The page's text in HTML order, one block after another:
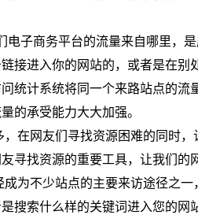
电子商务平台的流量来自哪里，
接进入你的网站的，或者是在别
统计系统将同一个来路站点的流
的承受能力大大加强。
在网友们寻找资源困难的同时，
寻找资源的重要工具，让我们的
为不少站点的主要来访途径之
搜索什么样的关键词进入您的网